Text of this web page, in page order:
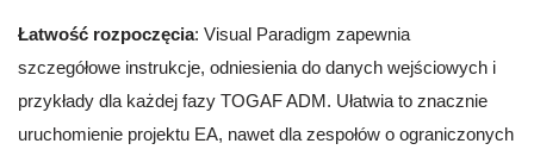
Łatwość rozpoczęcia: Visual Paradigm zapewnia
szczegółowe instrukcje, odniesienia do danych wejściowych i
przykłady dla każdej fazy TOGAF ADM. Ułatwia to znacznie
uruchomienie projektu EA, nawet dla zespołów o ograniczonych